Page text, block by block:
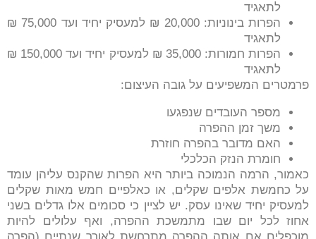
לתאגיד
הפרות בינוניות: 20,000 ₪ למעסיק יחיד ועד 75,000 ₪
לתאגיד
הפרות חמורות: 35,000 ₪ למעסיק יחיד ועד 150,000 ₪
לתאגיד
פרמטרים המשפיעים על גובה העיצום:
מספר העובדים שנפגעו
משך זמן ההפרה
האם מדובר בהפרה חוזרת
חומרת הנזק הכלכלי
כאמור, הרמה הנמוכה ביותר היא הפרות שהקנס עליהן עומד
על כחמשת אלפים שקלים, או כאלפיים חמש מאות שקלים
למעסיק יחיד שאינו עסק. יש לציין כי סכומים אלו גדלים בשני
אחוז לכל יום שבו מתמשכת ההפרה, ואף עלולים להיות